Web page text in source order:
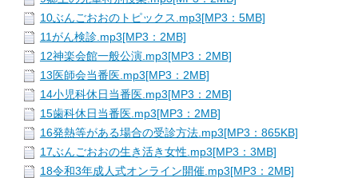
10ぶんごおおのトピックス.mp3[MP3：5MB]
11がん検診.mp3[MP3：2MB]
12神楽会館一般公演.mp3[MP3：2MB]
13医師会当番医.mp3[MP3：2MB]
14小児科休日当番医.mp3[MP3：2MB]
15歯科休日当番医.mp3[MP3：2MB]
16発熱等がある場合の受診方法.mp3[MP3：865KB]
17ぶんごおおの生き活き女性.mp3[MP3：3MB]
18令和3年成人式オンライン開催.mp3[MP3：2MB]